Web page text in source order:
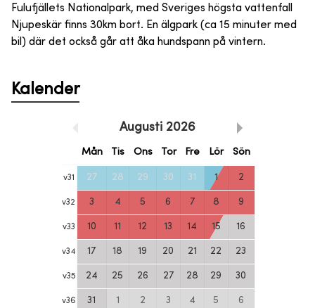
Fulufjällets Nationalpark, med Sveriges högsta vattenfall
Njupeskär finns 30km bort. En älgpark (ca 15 minuter med
bil) där det också går att åka hundspann på vintern.
Kalender
Augusti 2026
Mån Tis Ons Tor Fre Lör Sön
v31 27 28 29 30 31 1 2
v32 3 4 5 6 7 8 9
v33 10 11 12 13 14 15 16
v34 17 18 19 20 21 22 23
v35 24 25 26 27 28 29 30
v36 31 1 2 3 4 5 6